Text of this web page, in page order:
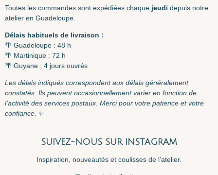
Toutes les commandes sont expédiées chaque jeudi depuis notre
atelier en Guadeloupe.
Délais habituels de livraison :
🌴 Guadeloupe : 48 h
🌴 Martinique : 72 h
🌴 Guyane : 4 jours ouvrés
Les délais indiqués correspondent aux délais généralement
constatés. Ils peuvent occasionnellement varier en fonction de
l'activité des services postaux. Merci pour votre patience et votre
confiance. ✨
SUIVEZ-NOUS SUR INSTAGRAM
Inspiration, nouveautés et coulisses de l'atelier.